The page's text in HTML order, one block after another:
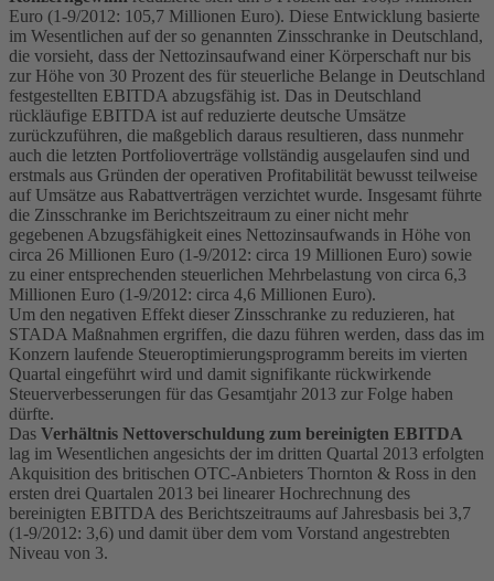
Euro (1-9/2012: 105,7 Millionen Euro). Diese Entwicklung basierte
im Wesentlichen auf der so genannten Zinsschranke in Deutschland,
die vorsieht, dass der Nettozinsaufwand einer Körperschaft nur bis
zur Höhe von 30 Prozent des für steuerliche Belange in Deutschland
festgestellten EBITDA abzugsfähig ist. Das in Deutschland
rückläufige EBITDA ist auf reduzierte deutsche Umsätze
zurückzuführen, die maßgeblich daraus resultieren, dass nunmehr
auch die letzten Portfolioverträge vollständig ausgelaufen sind und
erstmals aus Gründen der operativen Profitabilität bewusst teilweise
auf Umsätze aus Rabattverträgen verzichtet wurde. Insgesamt führte
die Zinsschranke im Berichtszeitraum zu einer nicht mehr
gegebenen Abzugsfähigkeit eines Nettozinsaufwands in Höhe von
circa 26 Millionen Euro (1-9/2012: circa 19 Millionen Euro) sowie
zu einer entsprechenden steuerlichen Mehrbelastung von circa 6,3
Millionen Euro (1-9/2012: circa 4,6 Millionen Euro).
Um den negativen Effekt dieser Zinsschranke zu reduzieren, hat
STADA Maßnahmen ergriffen, die dazu führen werden, dass das im
Konzern laufende Steueroptimierungsprogramm bereits im vierten
Quartal eingeführt wird und damit signifikante rückwirkende
Steuerverbesserungen für das Gesamtjahr 2013 zur Folge haben
dürfte.
Das Verhältnis Nettoverschuldung zum bereinigten EBITDA
lag im Wesentlichen angesichts der im dritten Quartal 2013 erfolgten
Akquisition des britischen OTC-Anbieters Thornton & Ross in den
ersten drei Quartalen 2013 bei linearer Hochrechnung des
bereinigten EBITDA des Berichtszeitraums auf Jahresbasis bei 3,7
(1-9/2012: 3,6) und damit über dem vom Vorstand angestrebten
Niveau von 3.